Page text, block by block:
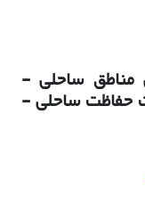
مناطق ساحلی -
حفاظت ساحلی -